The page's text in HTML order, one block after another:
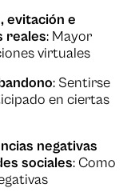
evitación e
reales: Mayor
virtuales
: Sentirse
en ciertas
negativas
sociales: Como